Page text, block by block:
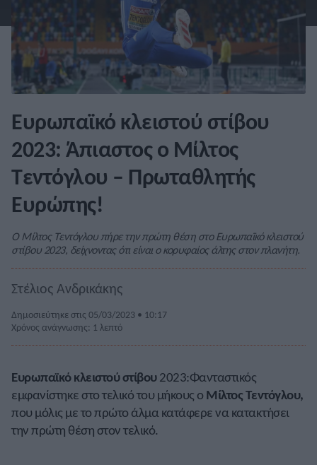
Ευρωπαϊκό κλειστού στίβου
2023: Άπιαστος ο Μίλτος
Τεντόγλου – Πρωταθλητής
Ευρώπης!
Ο Μίλτος Τεντόγλου πήρε την πρώτη θέση στο Ευρωπαϊκό κλειστού
στίβου 2023, δείχνοντας ότι είναι ο κορυφαίος άλτης στον πλανήτη.
Στέλιος Ανδρικάκης
Δημοσιεύτηκε στις 05/03/2023 • 10:17
Χρόνος ανάγνωσης: 1 λεπτό
Ευρωπαϊκό κλειστού στίβου2023:Φανταστικός
εμφανίστηκε στο τελικό του μήκους ο Μίλτος Τεντόγλου,
που μόλις με το πρώτο άλμα κατάφερε να κατακτήσει
την πρώτη θέση στον τελικό.